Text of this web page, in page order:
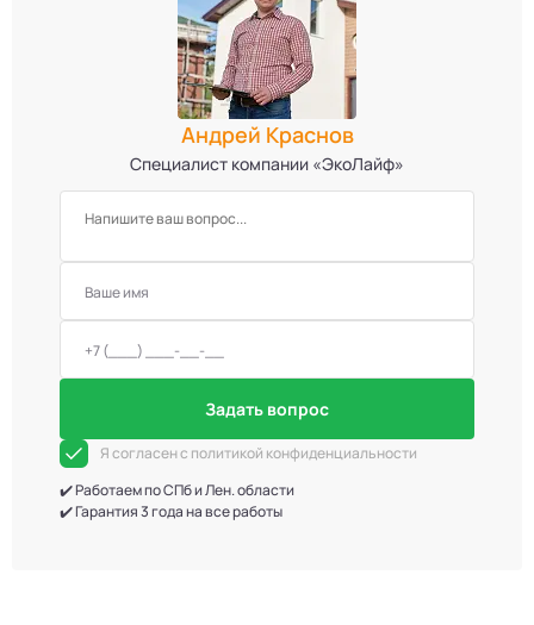
Андрей Краснов
Специалист компании «ЭкоЛайф»
Задать вопрос
Я согласен с политикой конфиденциальности
✔️ Работаем по СПб и Лен. области
✔️ Гарантия 3 года на все работы